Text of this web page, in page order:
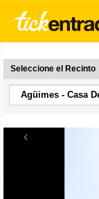
Seleccione el Recinto
‹